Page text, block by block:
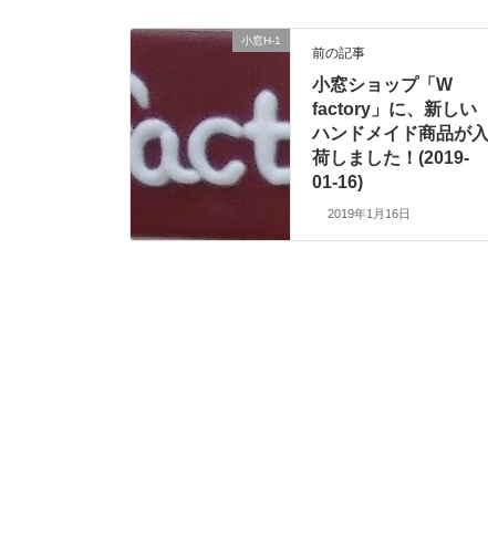
小窓H-1
前の記事
小窓ショップ「W
factory」に、新しい
ハンドメイド商品が入
荷しました！(2019-
01-16)
2019年1月16日